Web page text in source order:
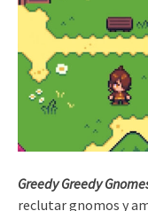
Greedy Greedy
reclutar gnomos y